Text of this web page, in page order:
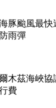
豚颱風最
雨彈
木茲海峽協
費